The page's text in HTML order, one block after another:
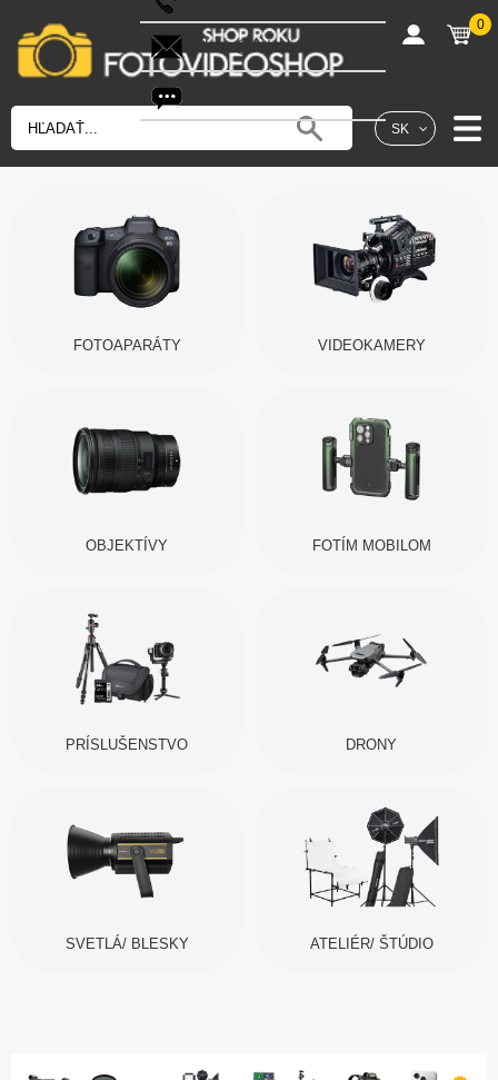
SK
shop@fotovideoshop.sk
0
FOTOAPARÁTY VIDEOKAMERY
OBJEKTÍVY FOTÍM MOBILOM
PRÍSLUŠENSTVO DRONY
SVETLÁ/ BLESKY ATELIÉR/ ŠTÚDIO